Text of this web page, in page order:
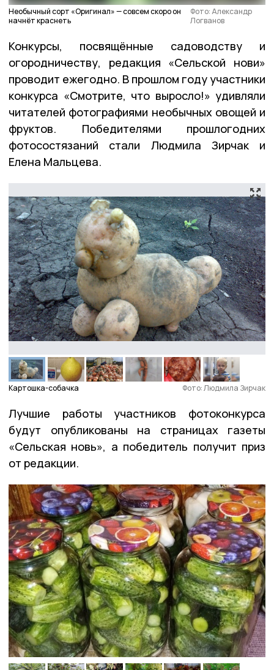
Необычный сорт «Оригинал» — совсем скоро он
начнёт краснеть
Фото: Александр
Логванов
Конкурсы, посвящённые садоводству и
огородничеству, редакция «Сельской нови»
проводит ежегодно. В прошлом году участники
конкурса «Смотрите, что выросло!» удивляли
читателей фотографиями необычных овощей и
фруктов. Победителями прошлогодних
фотосостязаний стали Людмила Зирчак и
Елена Мальцева.
Картошка-собачка Фото: Людмила Зирчак
Лучшие работы участников фотоконкурса
будут опубликованы на страницах газеты
«Сельская новь», а победитель получит приз
от редакции.